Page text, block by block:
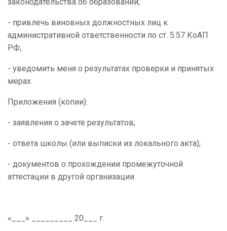
- привлечь виновных должностных лиц к
административной ответственности по ст. 5.57 КоАП
РФ;
- уведомить меня о результатах проверки и принятых
мерах.
Приложения (копии):
- заявления о зачете результатов;
- ответа школы (или выписки из локального акта);
- документов о прохождении промежуточной
аттестации в другой организации.
«___» _________ 20___ г.